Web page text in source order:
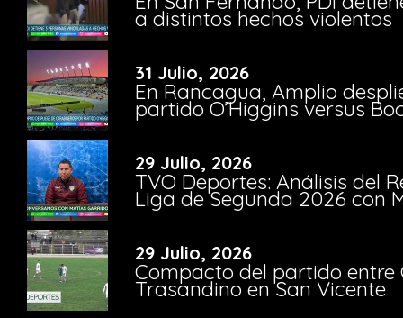
a distintos hechos violentos
31 Julio, 2026
En Rancagua, Amplio
partido O’Higgins versus
29 Julio, 2026
TVO Deportes: Análisis del
Liga de Segunda 2026 con
29 Julio, 2026
Compacto del partido entre
Trasandino en San Vicente